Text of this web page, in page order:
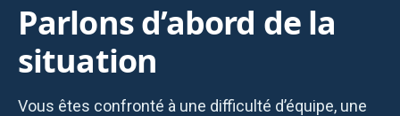
Parlons d’abord de la
situation
Vous êtes confronté à une difficulté d’équipe, une